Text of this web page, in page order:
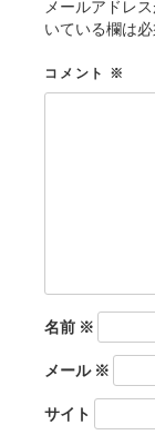
メールアドレ
いている欄は
コメント ※
名前 ※
メール※
サイト